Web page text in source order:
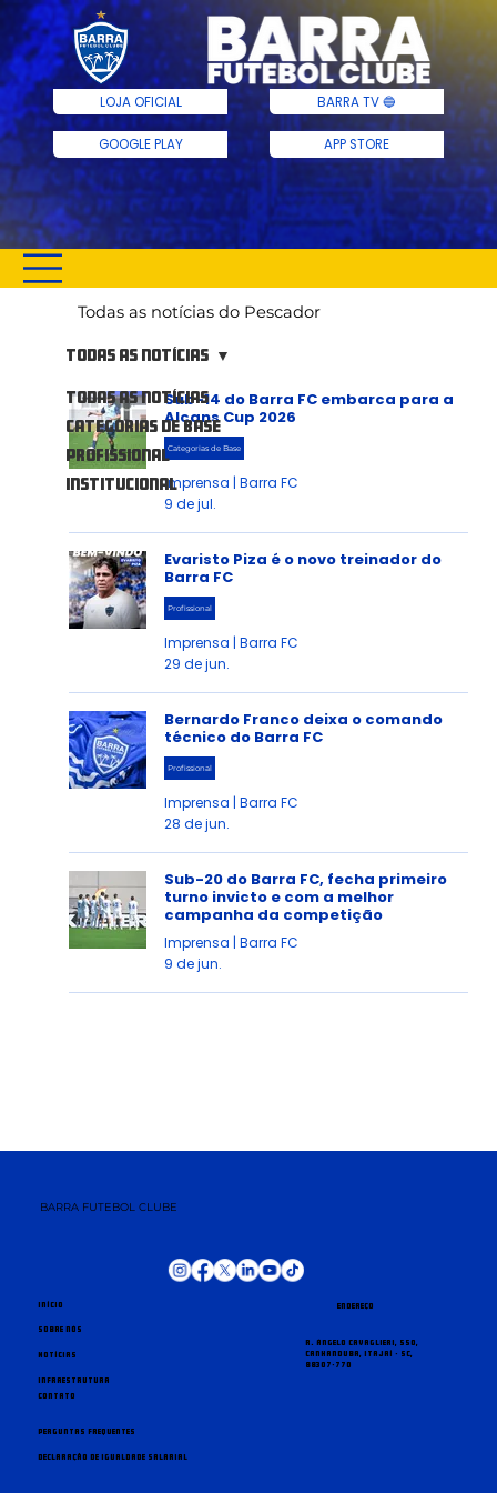
APP STORE
GOOGLE PLAY
BARRA TV 🔵
LOJA OFICIAL
Todas as notícias do Pescador
Todas as notícias
Categorias de Base
Profissional
Institucional
Todas as notícias
Sub-14 do Barra FC embarca para a
Alcans Cup 2026
Categorias de Base
Imprensa | Barra FC
9 de jul.
Evaristo Piza é o novo treinador do
Barra FC
Profissional
Imprensa | Barra FC
29 de jun.
Bernardo Franco deixa o comando
técnico do Barra FC
Profissional
Imprensa | Barra FC
28 de jun.
Sub-20 do Barra FC, fecha primeiro
turno invicto e com a melhor
campanha da competição
Imprensa | Barra FC
9 de jun.
Início
Sobre nós
Notícias
Infraestrutura
Contato
Perguntas Frequentes
Declaração de Igualdade Salarial
Endereço
R. Ângelo Cavaglieri, 550,
Canhanduba, Itajaí - SC,
88307-770
BARRA FUTEBOL CLUBE